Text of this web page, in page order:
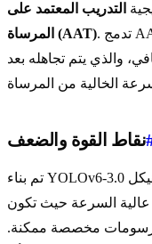
التدريب المعتمد على
المرساة (AAT). تدمج AAT فرعاً مساعداً يعتمد على المرساة أثناء
والذي يتم تجاهله بعد
نقاط القوة والضعف
تم بناء YOLOv6-3.0 على هيكل EfficientRep الصديق للأجهزة،
عالية السرعة حيث تكون
رسومات مخصصة ممكنة.